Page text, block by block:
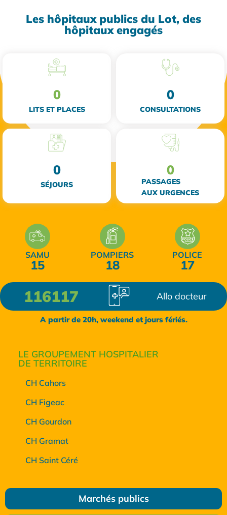
Les hôpitaux publics du Lot, des
hôpitaux engagés
LITS ET PLACES
0
CONSULTATIONS
0
SÉJOURS
0
PASSAGES
AUX URGENCES
0
SAMU
15
POMPIERS
18
POLICE
17
116117 Allo docteur
A partir de 20h, weekend et jours fériés.
LE GROUPEMENT HOSPITALIER
DE TERRITOIRE
CH Cahors
CH Figeac
CH Gourdon
CH Gramat
CH Saint Céré
Marchés publics